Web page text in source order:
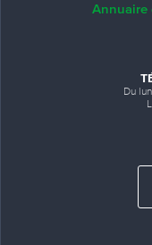
Annuaire
Du